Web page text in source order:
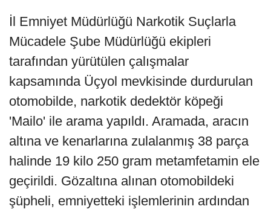
İl Emniyet Müdürlüğü Narkotik Suçlarla
Mücadele Şube Müdürlüğü ekipleri
tarafından yürütülen çalışmalar
kapsamında Üçyol mevkisinde durdurulan
otomobilde, narkotik dedektör köpeği
'Mailo' ile arama yapıldı. Aramada, aracın
altına ve kenarlarına zulalanmış 38 parça
halinde 19 kilo 250 gram metamfetamin ele
geçirildi. Gözaltına alınan otomobildeki
şüpheli, emniyetteki işlemlerinin ardından